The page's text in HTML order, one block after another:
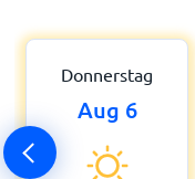
Donnerstag
Aug 6